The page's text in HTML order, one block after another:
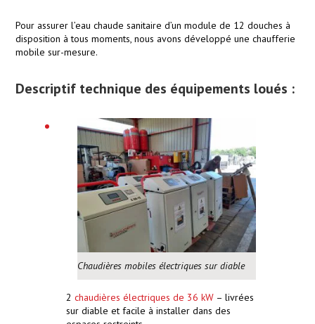
Pour assurer l’eau chaude sanitaire d’un module de 12 douches à
disposition à tous moments, nous avons développé une chaufferie
mobile sur-mesure.
Descriptif technique des équipements loués :
Chaudières mobiles électriques sur diable
2 chaudières électriques de 36 kW – livrées
sur diable et facile à installer dans des